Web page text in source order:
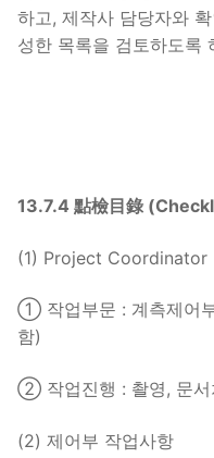
하고, 제작사 담당자와
성한 목록을 검토하도록
13.7.4 點檢目錄
(1) Project Coordinator
① 작업부문 : 계측제어
함)
② 작업진행 : 촬영, 문서
(2) 제어부 작업사항